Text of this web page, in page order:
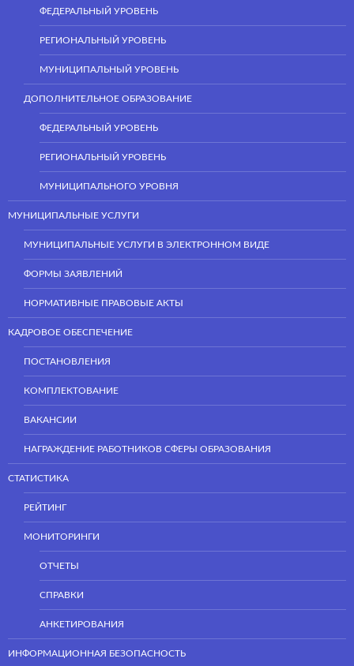
ФЕДЕРАЛЬНЫЙ УРОВЕНЬ
РЕГИОНАЛЬНЫЙ УРОВЕНЬ
МУНИЦИПАЛЬНЫЙ УРОВЕНЬ
ДОПОЛНИТЕЛЬНОЕ ОБРАЗОВАНИЕ
ФЕДЕРАЛЬНЫЙ УРОВЕНЬ
РЕГИОНАЛЬНЫЙ УРОВЕНЬ
МУНИЦИПАЛЬНОГО УРОВНЯ
МУНИЦИПАЛЬНЫЕ УСЛУГИ
МУНИЦИПАЛЬНЫЕ УСЛУГИ В ЭЛЕКТРОННОМ ВИДЕ
ФОРМЫ ЗАЯВЛЕНИЙ
НОРМАТИВНЫЕ ПРАВОВЫЕ АКТЫ
КАДРОВОЕ ОБЕСПЕЧЕНИЕ
ПОСТАНОВЛЕНИЯ
КОМПЛЕКТОВАНИЕ
ВАКАНСИИ
НАГРАЖДЕНИЕ РАБОТНИКОВ СФЕРЫ ОБРАЗОВАНИЯ
СТАТИСТИКА
РЕЙТИНГ
МОНИТОРИНГИ
ОТЧЕТЫ
СПРАВКИ
АНКЕТИРОВАНИЯ
ИНФОРМАЦИОННАЯ БЕЗОПАСНОСТЬ